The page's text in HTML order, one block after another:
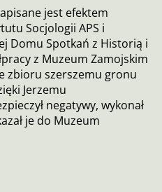
jest efektem
Socjologii APS i
Domu Spotkań z Historią i
z Muzeum Zamojskim
zbioru szerszemu gronu
Jerzemu
negatywy, wykonał
je do Muzeum